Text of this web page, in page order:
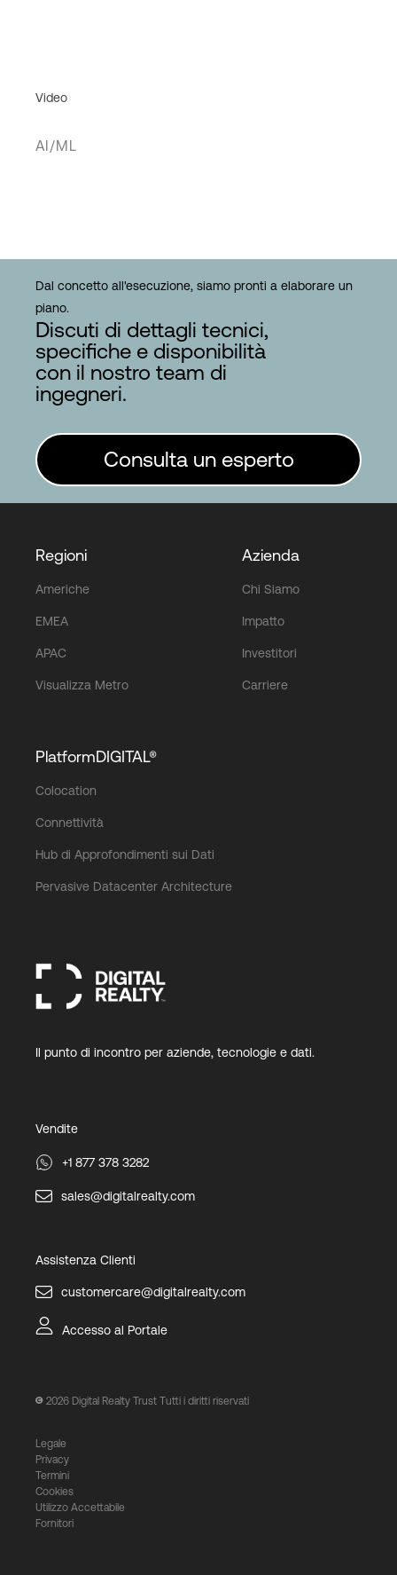
Video
AI/ML
Dal concetto all'esecuzione, siamo pronti a elaborare un
piano.
Discuti di dettagli tecnici,
specifiche e disponibilità
con il nostro team di
ingegneri.
Consulta un esperto
Regioni
Americhe
EMEA
APAC
Visualizza Metro
Azienda
Chi Siamo
Impatto
Investitori
Carriere
PlatformDIGITAL®
Colocation
Connettività
Hub di Approfondimenti sui Dati
Pervasive Datacenter Architecture
Il punto di incontro per aziende, tecnologie e dati.
Vendite
+1 877 378 3282
sales@digitalrealty.com
Assistenza Clienti
customercare@digitalrealty.com
Accesso al Portale
2026 Digital Realty Trust Tutti i diritti riservati
Legale
Privacy
Termini
Cookies
Utilizzo Accettabile
Fornitori